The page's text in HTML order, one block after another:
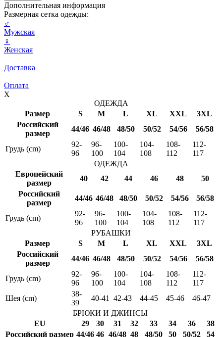
Дополнительная информация
Размерная сетка одежды:
♂
Мужская
♀
Женская
Доставка
Оплата
X
ОДЕЖДА
Размер
S M L XL XXL
3XL
Российский
размер
44/46 46/48 48/50 50/52 54/56 56/58
Грудь (cm)
92-
96
96-
100
100-
104
104-
108
108-
112
112-
117
ОДЕЖДА
Европейский
размер
40 42 44 46 48
50
Российский
размер
44/46 46/48 48/50 50/52 54/56 56/58
Грудь (cm)
92-
96
96-
100
100-
104
104-
108
108-
112
112-
117
РУБАШКИ
Размер
S M L XL XXL
3XL
Российский
размер
44/46 46/48 48/50 50/52 54/56 56/58
Грудь (cm)
92-
96
96-
100
100-
104
104-
108
108-
112
112-
117
Шея (cm)
38-
39
40-41 42-43 44-45 45-46
46-47
БРЮКИ И ДЖИНСЫ
EU
29 30 31 32 33 34 36
38
Российский размер 44/46 46 46/48 48 48/50 50 50/52 54